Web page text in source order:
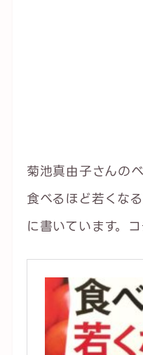
菊池真由子さんの
食べるほど若くな
に書いています。コ